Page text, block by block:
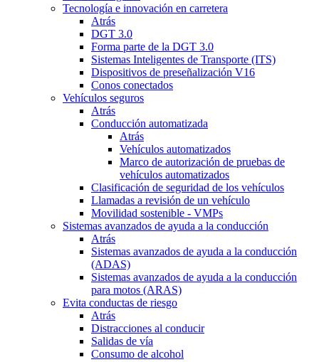
Tecnología e innovación en carretera
Atrás
DGT 3.0
Forma parte de la DGT 3.0
Sistemas Inteligentes de Transporte (ITS)
Dispositivos de preseñalización V16
Conos conectados
Vehículos seguros
Atrás
Conducción automatizada
Atrás
Vehículos automatizados
Marco de autorización de pruebas de
vehículos automatizados
Clasificación de seguridad de los vehículos
Llamadas a revisión de un vehículo
Movilidad sostenible - VMPs
Sistemas avanzados de ayuda a la conducción
Atrás
Sistemas avanzados de ayuda a la conducción
(ADAS)
Sistemas avanzados de ayuda a la conducción
para motos (ARAS)
Evita conductas de riesgo
Atrás
Distracciones al conducir
Salidas de vía
Consumo de alcohol